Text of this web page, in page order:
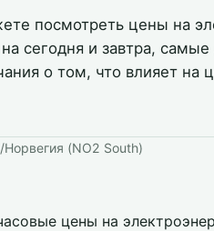
посмотреть цены на
сегодня и завтра,
о том, что влияет на
Норвегия (NO2 South)
цены на